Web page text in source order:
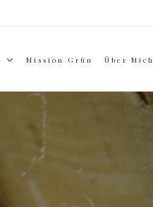
Mission Grün Über Mich